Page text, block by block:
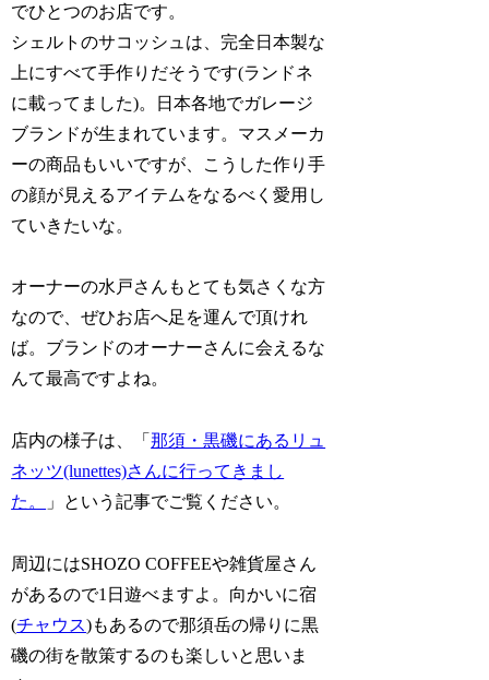
でひとつのお店です。
シェルトのサコッシュは、完全日本製な
上にすべて手作りだそうです(ランドネ
に載ってました)。日本各地でガレージ
ブランドが生まれています。マスメーカ
ーの商品もいいですが、こうした作り手
の顔が見えるアイテムをなるべく愛用し
ていきたいな。
オーナーの水戸さんもとても気さくな方
なので、ぜひお店へ足を運んで頂けれ
ば。ブランドのオーナーさんに会えるな
んて最高ですよね。
店内の様子は、「那須・黒磯にあるリュ
ネッツ(lunettes)さんに行ってきまし
た。
」という記事でご覧ください。
周辺にはSHOZO COFFEEや雑貨屋さん
があるので1日遊べますよ。向かいに宿
(チャウス)もあるので那須岳の帰りに黒
磯の街を散策するのも楽しいと思いま